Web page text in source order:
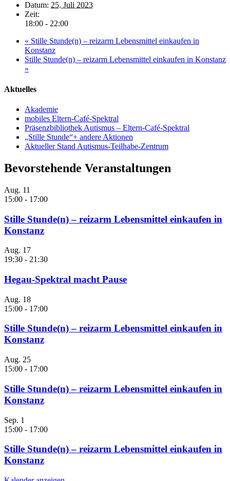
Datum: 25. Juli 2023
Zeit:
18:00 - 22:00
« Stille Stunde(n) – reizarm Lebensmittel einkaufen in
Konstanz
Stille Stunde(n) – reizarm Lebensmittel einkaufen in Konstanz
»
Aktuelles
Akademie
mobiles Eltern-Café-Spektral
Präsenzbibliothek Autismus – Eltern-Café-Spektral
„Stille Stunde“+ andere Aktionen
Aktueller Stand Autismus-Teilhabe-Zentrum
Bevorstehende Veranstaltungen
Aug. 11
15:00 - 17:00
Stille Stunde(n) – reizarm Lebensmittel einkaufen in
Konstanz
Aug. 17
19:30 - 21:30
Hegau-Spektral macht Pause
Aug. 18
15:00 - 17:00
Stille Stunde(n) – reizarm Lebensmittel einkaufen in
Konstanz
Aug. 25
15:00 - 17:00
Stille Stunde(n) – reizarm Lebensmittel einkaufen in
Konstanz
Sep. 1
15:00 - 17:00
Stille Stunde(n) – reizarm Lebensmittel einkaufen in
Konstanz